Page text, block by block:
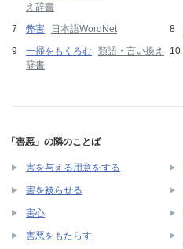
え辞書
弊害 日本語WordNet
一掃をもくろむ 類語・言い換え
辞書
「害悪」の隣のことば
害を与える用意をする
害を被らせる
害心
害悪をもたらす